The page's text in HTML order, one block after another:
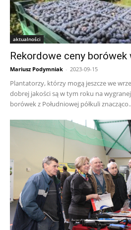
aktualności
Rekordowe ceny borówek
Mariusz Podymniak - 2023-09-15
Plantatorzy, którzy mogą jeszcze we
dobrej jakości są w tym roku na
borówek z Południowej półkuli